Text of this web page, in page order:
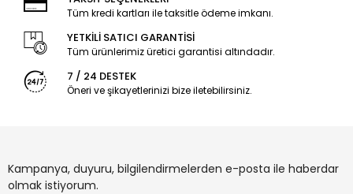
Tüm kredi kartları ile taksitle ödeme imkanı.
YETKİLİ SATICI GARANTİSİ
Tüm ürünlerimiz üretici garantisi altındadır.
7 / 24 DESTEK
Öneri ve şikayetlerinizi bize iletebilirsiniz.
Kampanya, duyuru, bilgilendirmelerden e-posta ile haberdar
olmak istiyorum.